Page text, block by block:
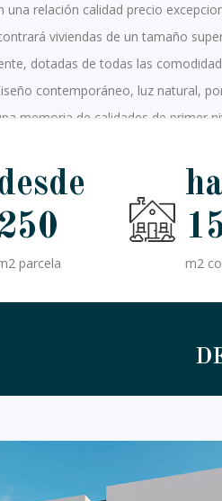
una relación calidad precio
viviendas de un tamaño
dotadas de todas las
contemporáneo, luz natural,
memoria de calidades de primer
250
parcela m2